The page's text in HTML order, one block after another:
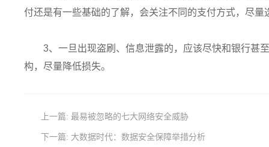
付还是有一些基础的了解，会关注不同的支付方式，尽量
3、一旦出现盗刷、信息泄露的，应该尽快和银行甚
构，尽量降低损失。
上一篇: 最易被忽略的七大网络安全威胁
下一篇: 大数据时代：数据安全保障举措分析